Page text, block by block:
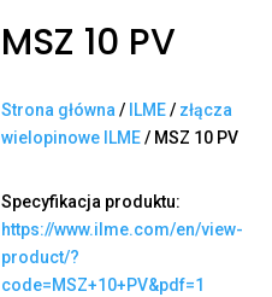
MSZ 10 PV
Strona główna / ILME/ złącza
wielopinowe ILME/ MSZ 10 PV
Specyfikacja produktu:
https://www.ilme.com/en/view-
product/?
code=MSZ+10+PV&pdf=1